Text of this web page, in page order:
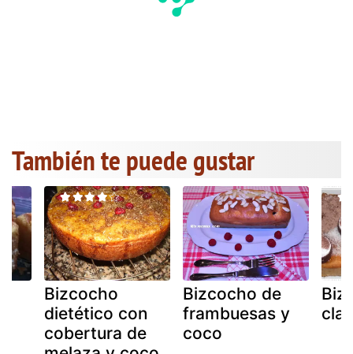
También te puede gustar
Bizcocho
dietético con
cobertura de
Bizcocho de
frambuesas y
coco